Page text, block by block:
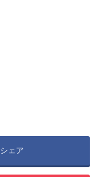
シェア